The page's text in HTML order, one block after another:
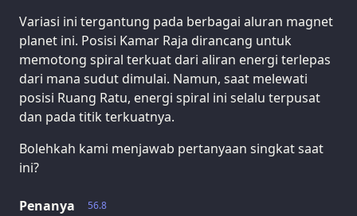
Variasi ini tergantung pada berbagai aluran magnet
planet ini. Posisi Kamar Raja dirancang untuk
memotong spiral terkuat dari aliran energi terlepas
dari mana sudut dimulai. Namun, saat melewati
posisi Ruang Ratu, energi spiral ini selalu terpusat
dan pada titik terkuatnya.
Bolehkah kami menjawab pertanyaan singkat saat
ini?
56.8
Penanya